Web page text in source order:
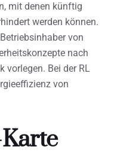
mit denen künftig
werden können.
von
nach
vorlegen. Bei der RL
von